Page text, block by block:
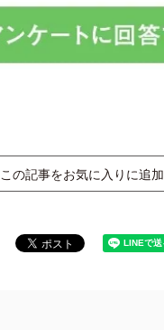
この記事をお気に入りに追加